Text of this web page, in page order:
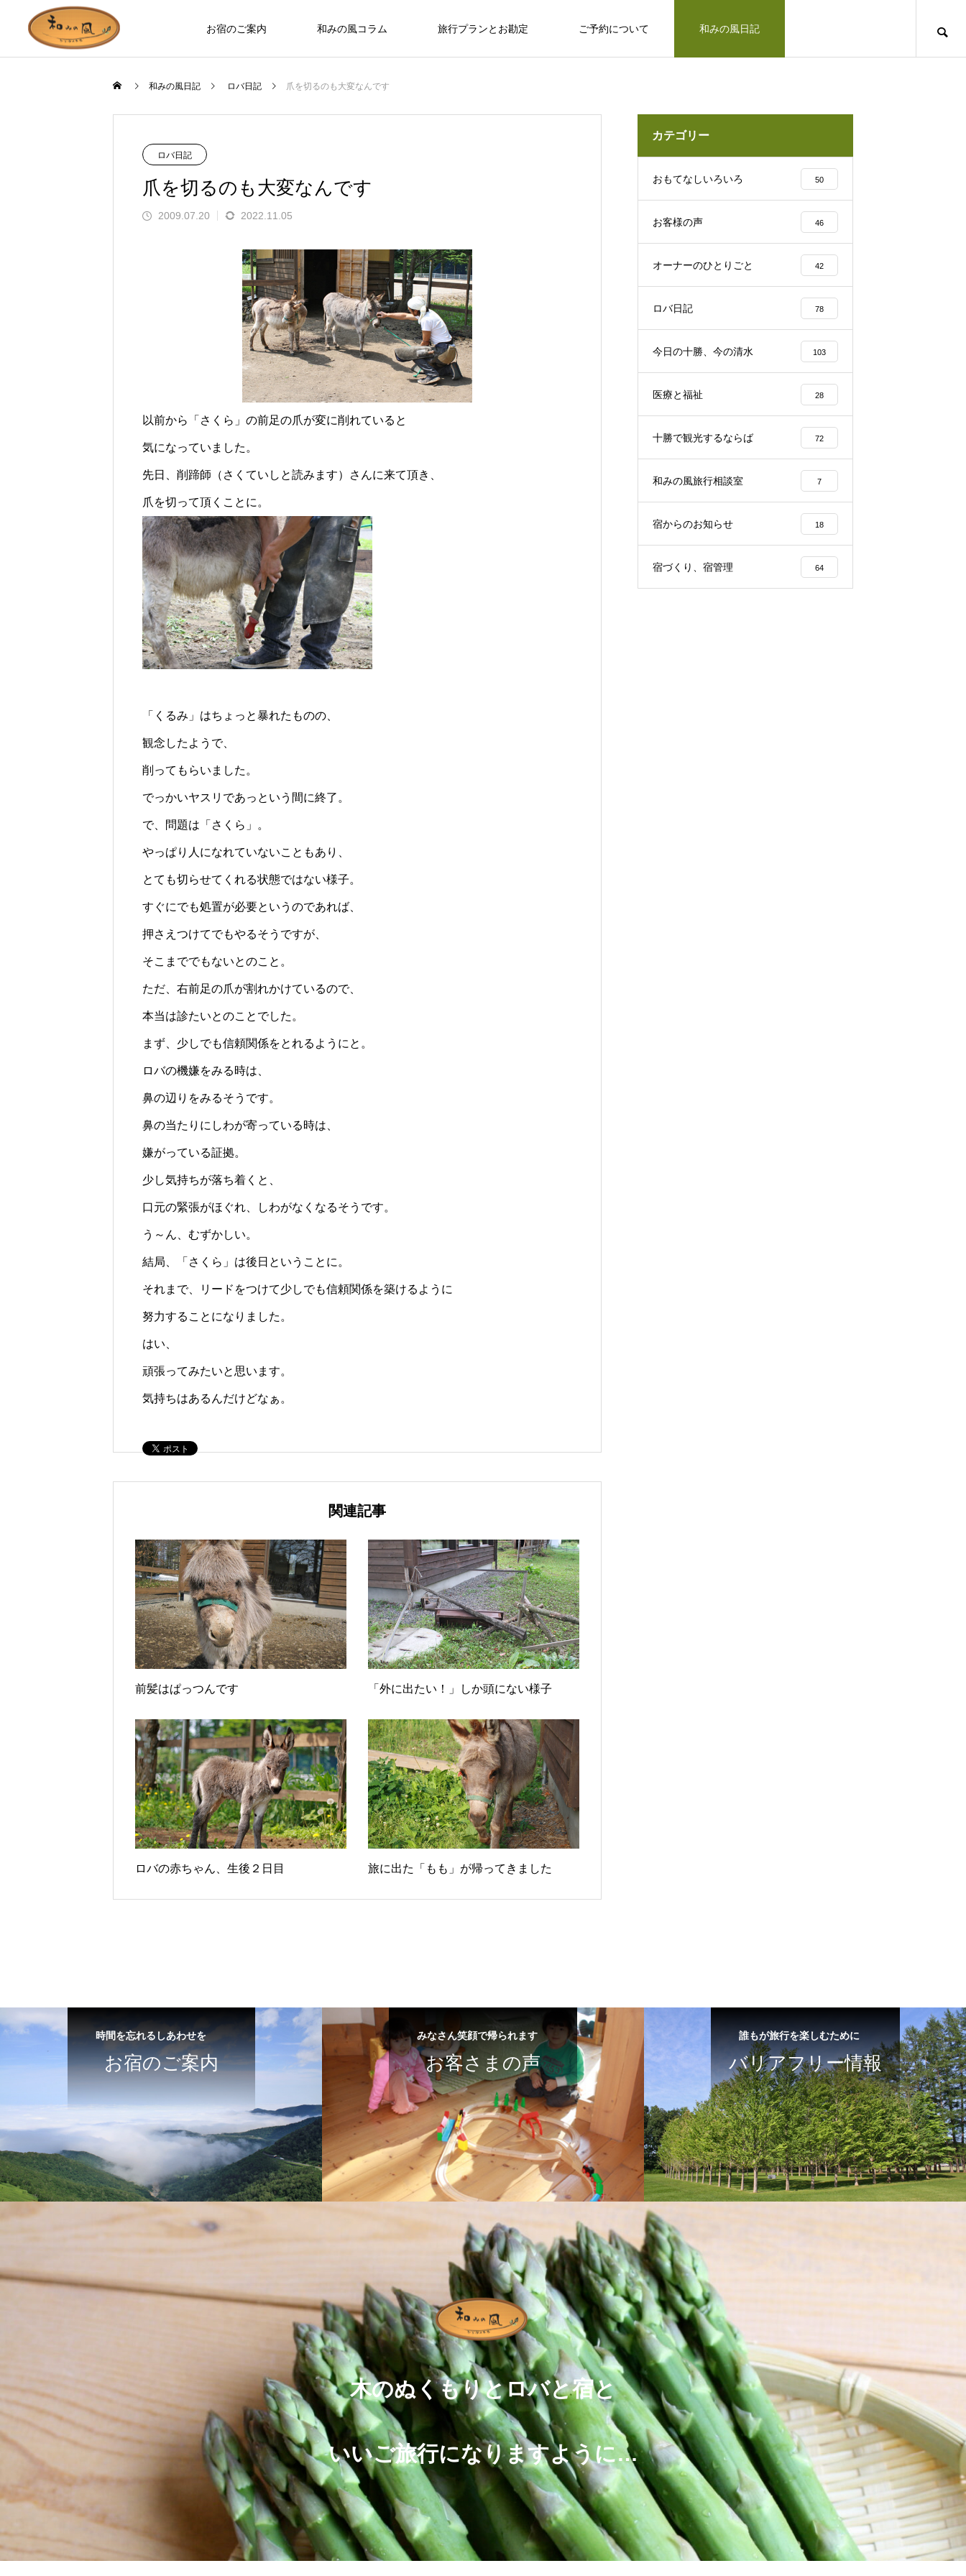
お宿のご案内 和みの風コラム 旅行プランとお勘定 ご予約について 和みの風日記
お部屋やホールなど、木の温もりを感
じられる時間のために
お野菜、乳製品、お肉…十勝のめぐみ
をご紹介
和みの風への道のりとご連絡方法はこ
誰もが知っているのに見た人は少ない動物、
ロバの暮らしと魅力とは？
広大な自然？ セグウェイ？ だけじゃない十
勝千年の森の見どころ
「リトリートできた気がします」とお客様の
声、その理由は…？
凛とした空気の佇まい、帯広神社と花手
水2025
十勝で観光するならば
なんぷアドベンチャーパークは余裕を持
った寄り道がおすすめ
北海道上士幌町こども園 ほろんが保育
園留学で注目される理由とは？
和みの風日記 ロバ日記 爪を切るのも大変なんです
ロバ日記
爪を切るのも大変なんです
2009.07.20 2022.11.05
以前から「さくら」の前足の爪が変に削れていると
気になっていました。
先日、削蹄師（さくていしと読みます）さんに来て頂き、
爪を切って頂くことに。
「くるみ」はちょっと暴れたものの、
観念したようで、
削ってもらいました。
でっかいヤスリであっという間に終了。
で、問題は「さくら」。
やっぱり人になれていないこともあり、
とても切らせてくれる状態ではない様子。
すぐにでも処置が必要というのであれば、
押さえつけてでもやるそうですが、
そこまででもないとのこと。
ただ、右前足の爪が割れかけているので、
本当は診たいとのことでした。
まず、少しでも信頼関係をとれるようにと。
ロバの機嫌をみる時は、
鼻の辺りをみるそうです。
鼻の当たりにしわが寄っている時は、
嫌がっている証拠。
少し気持ちが落ち着くと、
口元の緊張がほぐれ、しわがなくなるそうです。
う～ん、むずかしい。
結局、「さくら」は後日ということに。
それまで、リードをつけて少しでも信頼関係を築けるように
努力することになりました。
はい、
頑張ってみたいと思います。
気持ちはあるんだけどなぁ。
関連記事
前髪はぱっつんです 「外に出たい！」しか頭にない様子
ロバの赤ちゃん、生後２日目 旅に出た「もも」が帰ってきました
カテゴリー
おもてなしいろいろ 50
お客様の声 46
オーナーのひとりごと 42
ロバ日記 78
今日の十勝、今の清水 103
医療と福祉 28
十勝で観光するならば 72
和みの風旅行相談室 7
宿からのお知らせ 18
宿づくり、宿管理 64
時間を忘れるしあわせを
お宿のご案内
みなさん笑顔で帰られます
お客さまの声
誰もが旅行を楽しむために
バリアフリー情報
木のぬくもりとロバと宿と
いいご旅行になりますように…